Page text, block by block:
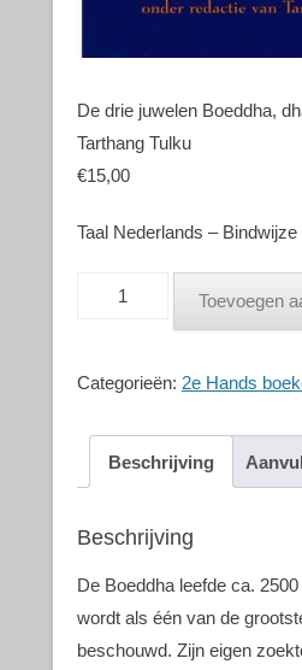
De drie juwelen Boeddha,
Tarthang Tulku
€15,00
Taal Nederlands –
Toevoegen
Categorieën: 2e Hands
Beschrijving
Beschrijving
De Boeddha leefde ca.
wordt als één van de
beschouwd. Zijn eigen